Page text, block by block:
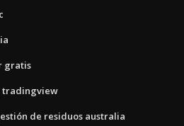
gratis
tradingview
de residuos australia